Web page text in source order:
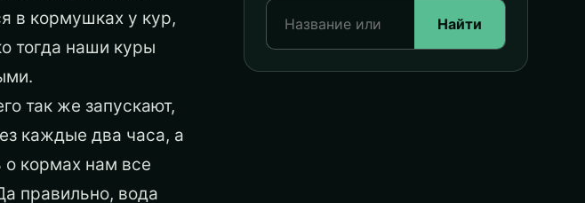
в кормушках у кур,
тогда наши куры
так же запускают,
каждые два часа, а
кормах нам все
правильно, вода
Найти